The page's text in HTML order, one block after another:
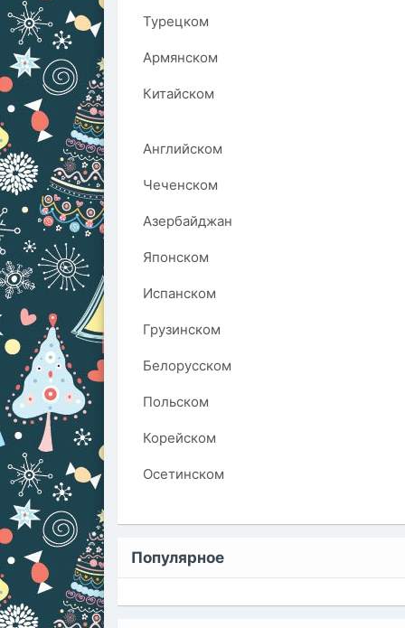
Турецком
Армянском
Китайском
Английском
Чеченском
Азербайджан
Японском
Испанском
Грузинском
Белорусском
Польском
Корейском
Осетинском
Популярное